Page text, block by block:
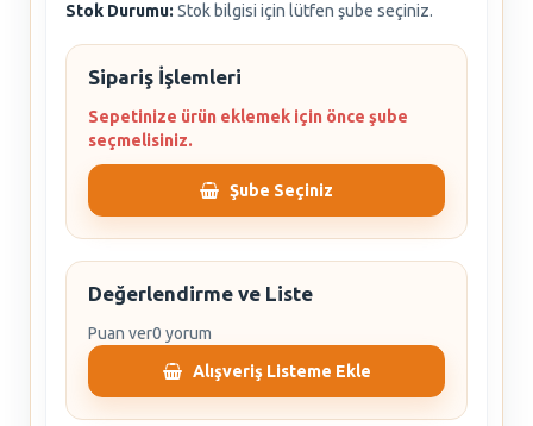
Stok Durumu: Stok bilgisi için lütfen şube seçiniz.
Sipariş İşlemleri
Sepetinize ürün eklemek için önce şube
seçmelisiniz.
Şube Seçiniz
Değerlendirme ve Liste
Puan ver0 yorum
Alışveriş Listeme Ekle